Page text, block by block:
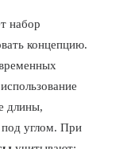
набор
концепцию.
длины,
под углом. При